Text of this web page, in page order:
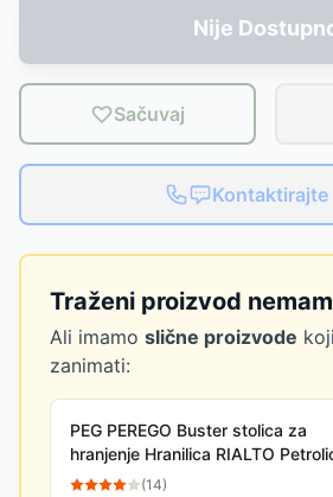
Nije
Sačuvaj
Kontaktirajte
Traženi proizvod
Ali imamo slične proizvode
zanimati:
PEG PEREGO Buster stolica za
hranjenje Hranilica RIALTO
P3510061612
(14)